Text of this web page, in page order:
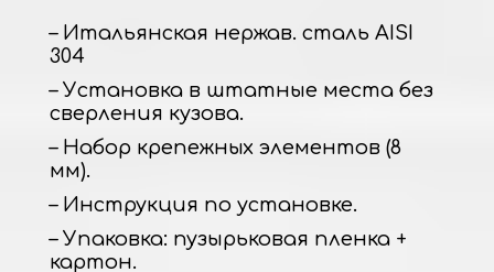
– Итальянская нержав. сталь AISI
304
– Установка в штатные места без
сверления кузова.
– Набор крепежных элементов (8
мм).
– Инструкция по установке.
– Упаковка: пузырьковая пленка +
картон.